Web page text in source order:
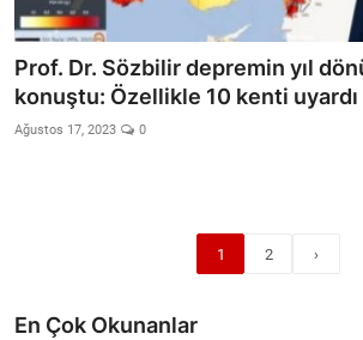
Prof. Dr. Sözbilir depremin yıl
konuştu: Özellikle 10 kenti uyardı
Ağustos 17, 2023 0
1 2 ›
En Çok Okunanlar